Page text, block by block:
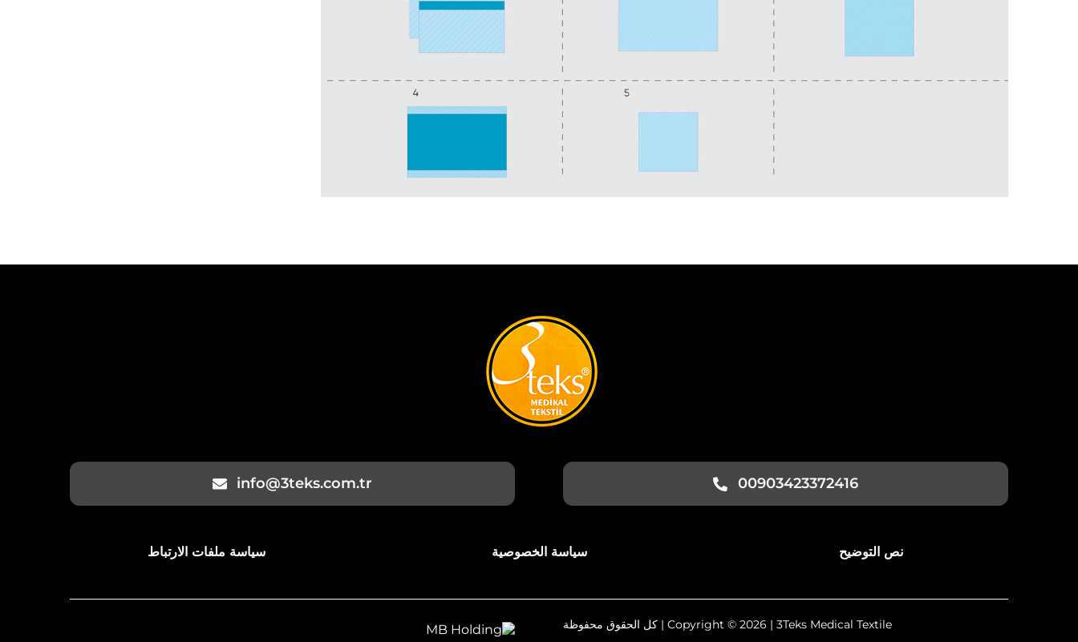
00903423372416
info@3teks.com.tr
نص التوضيح سياسة الخصوصية سياسة ملفات الارتباط
Copyright © 2026 | 3Teks Medical Textile | كل الحقوق محفوظة